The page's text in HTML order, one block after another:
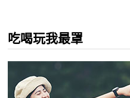
吃喝玩我最罩